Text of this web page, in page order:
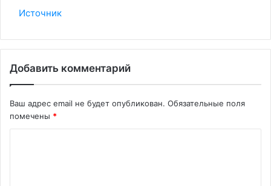
Источник
Добавить комментарий
Ваш адрес email не будет опубликован. Обязательные поля
помечены *